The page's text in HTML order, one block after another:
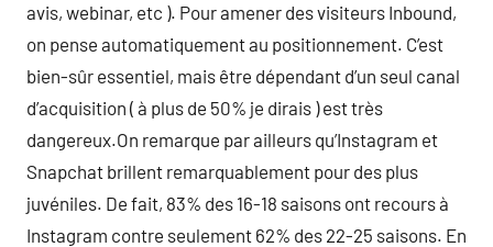
avis, webinar, etc ). Pour amener des visiteurs Inbound,
on pense automatiquement au positionnement. C’est
bien-sûr essentiel, mais être dépendant d’un seul canal
d’acquisition ( à plus de 50% je dirais ) est très
dangereux.On remarque par ailleurs qu’Instagram et
Snapchat brillent remarquablement pour des plus
juvéniles. De fait, 83% des 16-18 saisons ont recours à
Instagram contre seulement 62% des 22-25 saisons. En